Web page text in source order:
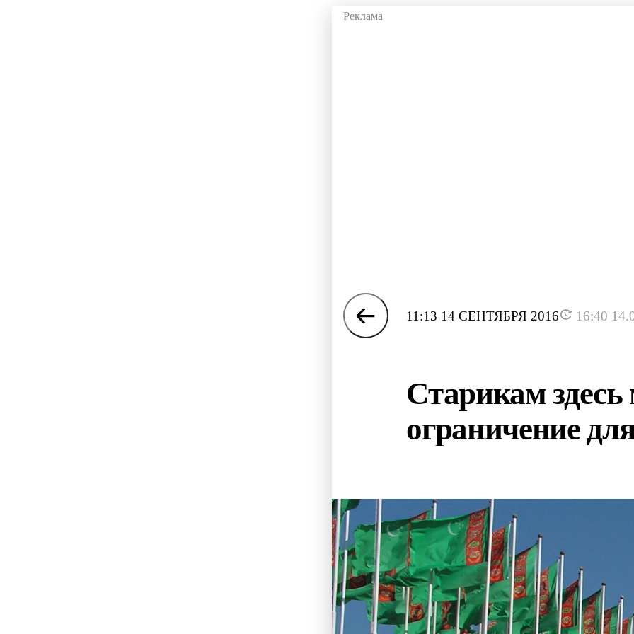
11:13 14 СЕНТЯБРЯ 2016 16:40
Старикам здесь
ограничение